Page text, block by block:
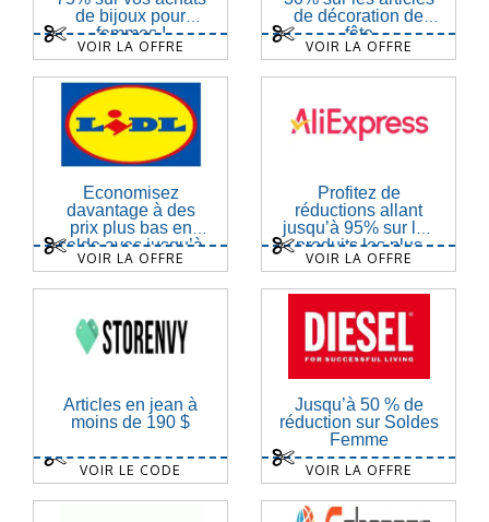
de bijoux pour
femmes !
VOIR LA OFFRE
de décoration de
fête
VOIR LA OFFRE
Économisez
davantage à des
prix plus bas en
solde avec jusqu’à
80% de réduction
VOIR LA OFFRE
Profitez de
réductions allant
jusqu’à 95% sur les
produits les plus
vendus
VOIR LA OFFRE
Articles en jean à
moins de 190 $
VOIR LE CODE
Jusqu’à 50 % de
réduction sur Soldes
Femme
VOIR LA OFFRE